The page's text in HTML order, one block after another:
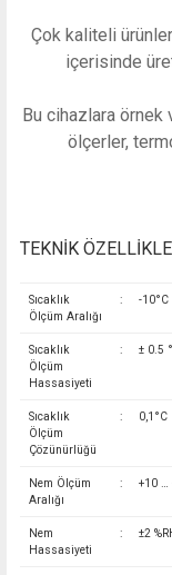
Çok kaliteli
içerisinde
Bu cihazlara örnek
ölçerler,
TEKNİK
Sıcaklık
Ölçüm Aralığı
: -10°C
Sıcaklık
Ölçüm
Hassasiyeti
: ± 0.5
Sıcaklık
Ölçüm
Çözünürlüğü
: 0,1°C
Nem Ölçüm
Aralığı
: +10 …
Nem
Hassasiyeti
: ±2